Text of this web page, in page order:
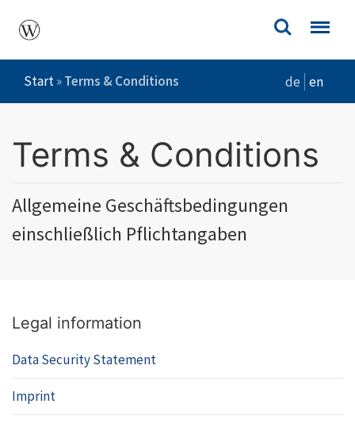
Start»Terms & Conditions de en
Terms & Conditions
Allgemeine Geschäftsbedingungen
einschließlich Pflichtangaben
Legal information
Data Security Statement
Imprint